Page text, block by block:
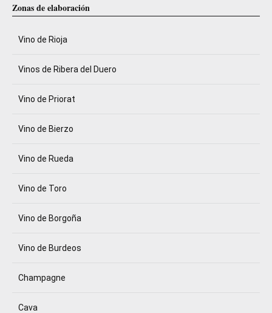
Zonas de elaboración
Vino de Rioja
Vinos de Ribera del Duero
Vino de Priorat
Vino de Bierzo
Vino de Rueda
Vino de Toro
Vino de Borgoña
Vino de Burdeos
Champagne
Cava